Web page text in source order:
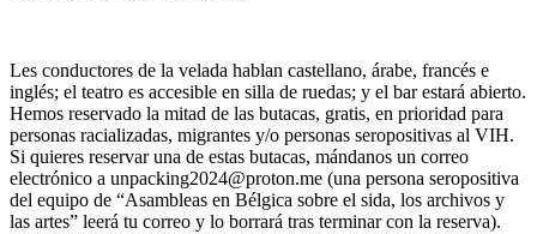
Les conductores de la velada hablan castellano, árabe, francés e
inglés; el teatro es accesible en silla de ruedas; y el bar estará abierto.
Hemos reservado la mitad de las butacas, gratis, en prioridad para
personas racializadas, migrantes y/o personas seropositivas al VIH.
Si quieres reservar una de estas butacas, mándanos un correo
electrónico a unpacking2024@proton.me (una persona seropositiva
del equipo de “Asambleas en Bélgica sobre el sida, los archivos y
las artes” leerá tu correo y lo borrará tras terminar con la reserva).